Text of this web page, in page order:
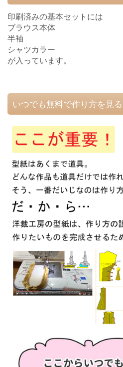
印刷済みの基本セットには
ブラウス本体
半袖
シャツカラー
が入っています。
いつでも無料で作り方を見